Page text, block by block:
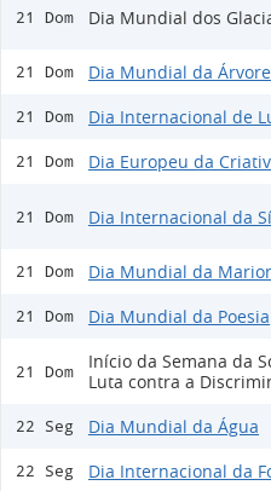
21 Dom Dia Mundial dos
21 Dom Dia Mundial da Árvore
21 Dom Dia Internacional de
21 Dom Dia Europeu da
21 Dom Dia Internacional da
21 Dom Dia Mundial da
21 Dom Dia Mundial da Poesia
21 Dom
Início da Semana da
Luta contra a
22 Seg Dia Mundial da Água
22 Seg Dia Internacional da